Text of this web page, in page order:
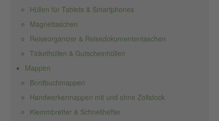
Hüllen für Tablets & Smartphones
Magnettaschen
Reiseorganizer & Reisedokumententaschen
Tickethüllen & Gutscheinhüllen
Mappen
Bordbuchmappen
Handwerkermappen mit und ohne Zollstock
Klemmbretter & Schnellhefter